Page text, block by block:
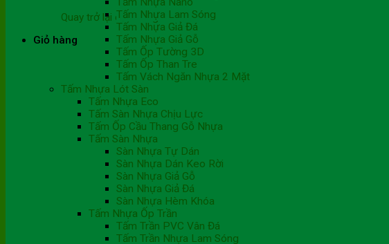
Quay trở lại cửa hàng
Giỏ hàng
Tấm Nhựa Lam Sóng
Tấm Nhựa Giả Đá
Tấm Nhựa Giả Gỗ
Tấm Ốp Tường 3D
Tấm Ốp Than Tre
Tấm Vách Ngăn Nhựa 2 Mặt
Tấm Nhựa Lót Sàn
Tấm Nhựa Eco
Tấm Sàn Nhựa Chịu Lực
Tấm Ốp Cầu Thang Gỗ Nhựa
Tấm Sàn Nhựa
Sàn Nhựa Tự Dán
Sàn Nhựa Dán Keo Rời
Sàn Nhựa Giả Gỗ
Sàn Nhựa Giả Đá
Sàn Nhựa Hèm Khóa
Tấm Nhựa Ốp Trần
Tấm Trần PVC Vân Đá
Tấm Trần Nhựa Lam Sóng